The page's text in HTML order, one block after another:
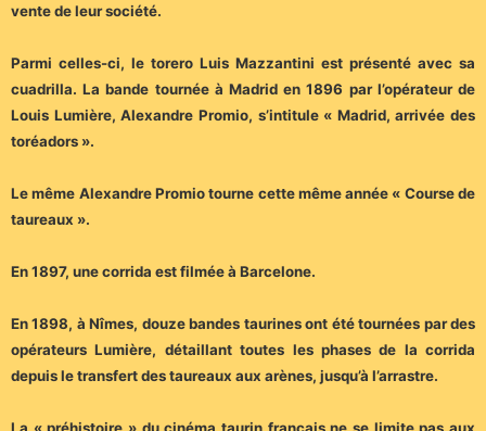
vente de leur société.
Parmi celles-ci, le torero Luis Mazzantini est présenté avec sa
cuadrilla. La bande tournée à Madrid en 1896 par l’opérateur de
Louis Lumière, Alexandre Promio, s’intitule « Madrid, arrivée des
toréadors ».
Le même Alexandre Promio tourne cette même année « Course de
taureaux ».
En 1897, une corrida est filmée à Barcelone.
En 1898, à Nîmes, douze bandes taurines ont été tournées par des
opérateurs Lumière, détaillant toutes les phases de la corrida
depuis le transfert des taureaux aux arènes, jusqu’à l’arrastre.